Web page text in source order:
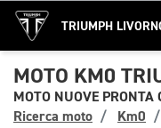
TRIUMPH
MOTO KM0
MOTO NUOVE PRONTA
Ricerca moto
Km0